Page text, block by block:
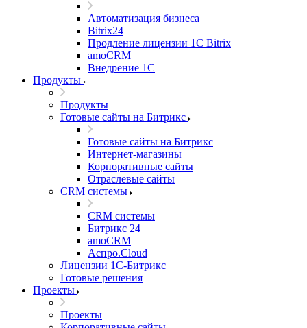
Автоматизация бизнеса
Bitrix24
Продление лицензии 1C Bitrix
amoCRM
Внедрение 1C
Продукты
Продукты
Готовые сайты на Битрикс
Готовые сайты на Битрикс
Интернет-магазины
Корпоративные сайты
Отраслевые сайты
CRM системы
CRM системы
Битрикс 24
amoCRM
Аспро.Cloud
Лицензии 1С-Битрикс
Готовые решения
Проекты
Проекты